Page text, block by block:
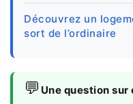
Découvrez un
sort de l’ordinaire
💬 Une question